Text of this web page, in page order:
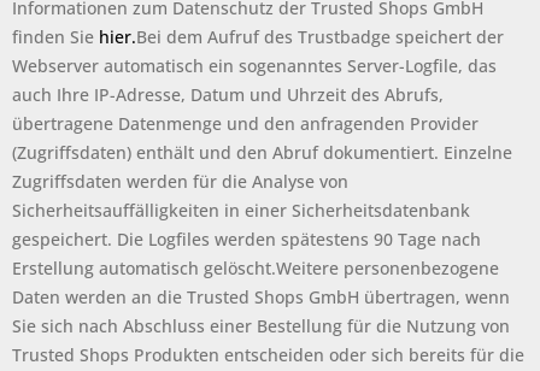
Informationen zum Datenschutz der Trusted Shops GmbH
finden Sie hier.Bei dem Aufruf des Trustbadge speichert der
Webserver automatisch ein sogenanntes Server-Logfile, das
auch Ihre IP-Adresse, Datum und Uhrzeit des Abrufs,
übertragene Datenmenge und den anfragenden Provider
(Zugriffsdaten) enthält und den Abruf dokumentiert. Einzelne
Zugriffsdaten werden für die Analyse von
Sicherheitsauffälligkeiten in einer Sicherheitsdatenbank
gespeichert. Die Logfiles werden spätestens 90 Tage nach
Erstellung automatisch gelöscht.Weitere personenbezogene
Daten werden an die Trusted Shops GmbH übertragen, wenn
Sie sich nach Abschluss einer Bestellung für die Nutzung von
Trusted Shops Produkten entscheiden oder sich bereits für die